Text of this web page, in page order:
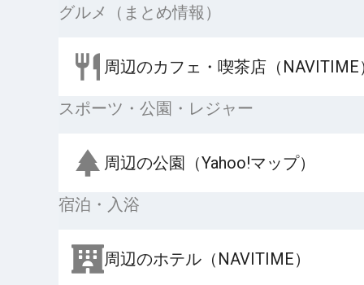
グルメ（まとめ情報）
周辺のカフェ・喫茶店（NAVITIME
スポーツ・公園・レジャー
周辺の公園（Yahoo!マップ）
宿泊・入浴
周辺のホテル（NAVITIME）